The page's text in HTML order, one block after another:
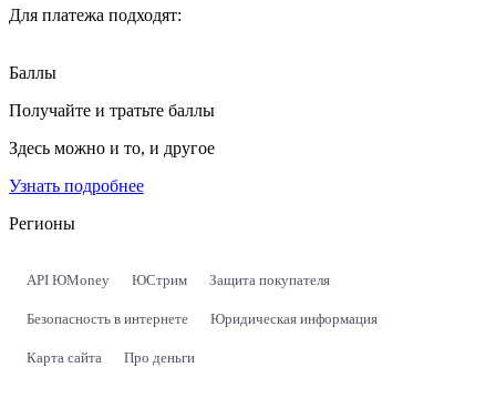
Для платежа подходят:
Баллы
Получайте и тратьте баллы
Здесь можно и то, и другое
Узнать подробнее
Регионы
API ЮMoney ЮСтрим Защита покупателя
Безопасность в интернете Юридическая информация
Карта сайта Про деньги